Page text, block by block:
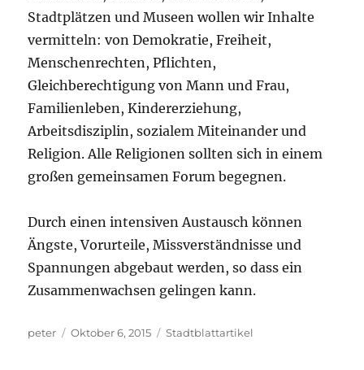
Stadtplätzen und Museen wollen wir Inhalte
vermitteln: von Demokratie, Freiheit,
Menschenrechten, Pflichten,
Gleichberechtigung von Mann und Frau,
Familienleben, Kindererziehung,
Arbeitsdisziplin, sozialem Miteinander und
Religion. Alle Religionen sollten sich in einem
großen gemeinsamen Forum begegnen.
Durch einen intensiven Austausch können
Ängste, Vorurteile, Missverständnisse und
Spannungen abgebaut werden, so dass ein
Zusammenwachsen gelingen kann.
Autor
peter
Veröffentlicht
Oktober 6, 2015 Kategorien
Stadtblattartikel